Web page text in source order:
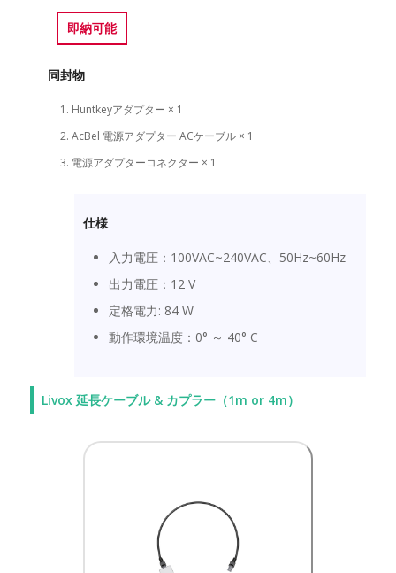
即納可能
同封物
Huntkeyアダプター × 1
AcBel 電源アダプター ACケーブル × 1
電源アダプターコネクター × 1
仕様
入力電圧：100VAC~240VAC、50Hz~60Hz
出力電圧：12 V
定格電力: 84 W
動作環境温度：0° ～ 40° C
Livox 延長ケーブル & カプラー（1m or 4m）